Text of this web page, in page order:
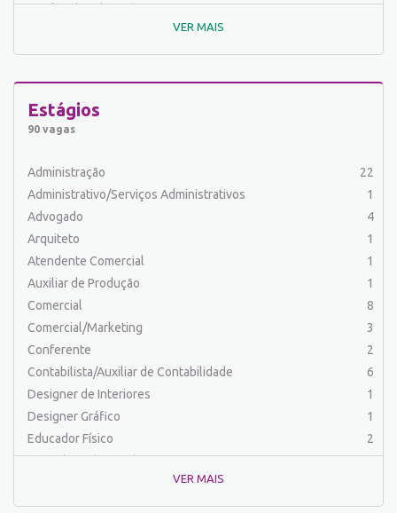
Auxiliar de Laboratório
2
Auxiliar de Manutenção Predial
Auxiliar de Mecânica
1
Auxiliar de Serviços
Barman
Cabeleireiro
Caixa Bancário/Operador de Caixa
Carpinteiro
Carregador/Ajudante Carga e Descarga
Comercial
Comercial/Marketing
Comprador
Contabilista/Auxiliar de Contabilidade
Costureira/Costureiro Industrial
Cozinha/ Pizzaiolo
Cozinheiro
Cuidador de Crianças e Idosos
Desenvolvedor de Sistema
1
VER MAIS
Estágios
90 vagas
Administração
22
Administrativo/Serviços Administrativos
1
Advogado
4
Arquiteto
1
Atendente Comercial
1
Auxiliar de Produção
1
Comercial
8
Comercial/Marketing
3
Conferente
2
Contabilista/Auxiliar de Contabilidade
6
Designer de Interiores
1
Designer Gráfico
1
Educador Físico
2
Engenharia (Outras)
1
Engenharia de Produção
2
VER MAIS